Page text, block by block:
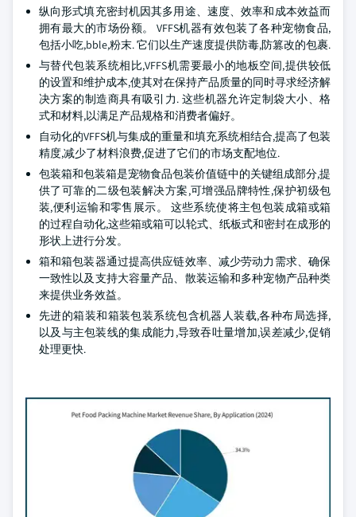
纵向形式填充密封机因其多用途、速度、效率和成本效益而
拥有最大的市场份额。 VFFS机器有效包装了各种宠物食品,
包括小吃,bble,粉末. 它们以生产速度提供防毒,防篡改的包裹.
与替代包装系统相比,VFFS机需要最小的地板空间,提供较低
的设置和维护成本,使其对在保持产品质量的同时寻求经济解
决方案的制造商具有吸引力. 这些机器允许定制袋大小、格
式和材料,以满足产品规格和消费者偏好。
自动化的VFFS机与集成的重量和填充系统相结合,提高了包装
精度,减少了材料浪费,促进了它们的市场支配地位.
包装箱和包装箱是宠物食品包装价值链中的关键组成部分,提
供了可靠的二级包装解决方案,可增强品牌特性,保护初级包
装,便利运输和零售展示。 这些系统使将主包包装成箱或箱
的过程自动化,这些箱或箱可以轮式、纸板式和密封在成形的
形状上进行分发。
箱和箱包装器通过提高供应链效率、减少劳动力需求、确保
一致性以及支持大容量产品、散装运输和多种宠物产品种类
来提供业务效益。
先进的箱装和箱装包装系统包含机器人装载,各种布局选择,
以及与主包装线的集成能力,导致吞吐量增加,误差减少,促销
处理更快.